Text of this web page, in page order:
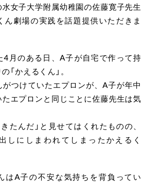
女子大学附属幼稚園の佐藤寛子先生
ん劇場の実践を話題提供いただきま
4月のある日、A子が自宅で作って持
「かえるくん」。
がつけていたエプロンが、A子が年中
エプロンと同じことに佐藤先生は気
たんだ」と見せてはくれたものの、
しにしまわれてしまったかえるく
はA子の不安な気持ちを背負ってい